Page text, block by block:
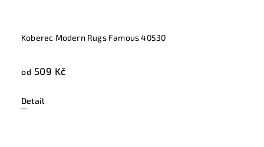
Koberec Modern Rugs Famous 40530
od 509 Kč
Detail